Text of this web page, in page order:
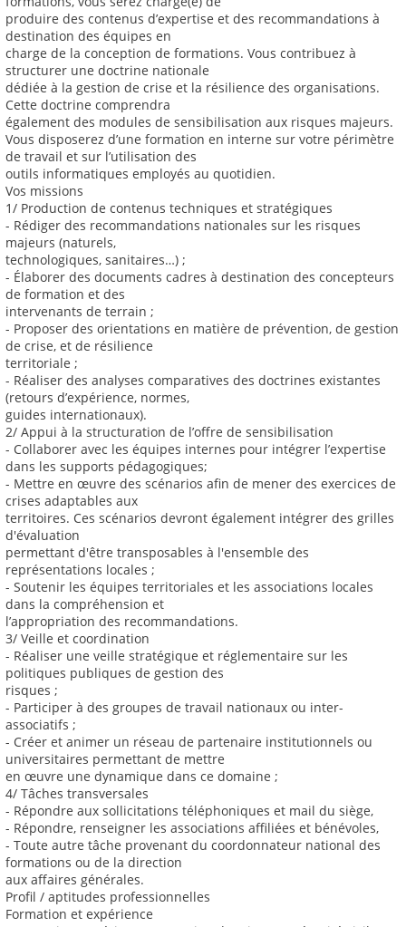
produire des contenus d’expertise et des recommandations à
destination des équipes en
charge de la conception de formations. Vous contribuez à
structurer une doctrine nationale
dédiée à la gestion de crise et la résilience des organisations.
Cette doctrine comprendra
également des modules de sensibilisation aux risques majeurs.
Vous disposerez d’une formation en interne sur votre périmètre
de travail et sur l’utilisation des
outils informatiques employés au quotidien.
Vos missions
1/ Production de contenus techniques et stratégiques
- Rédiger des recommandations nationales sur les risques
majeurs (naturels,
technologiques, sanitaires…) ;
- Élaborer des documents cadres à destination des concepteurs
de formation et des
intervenants de terrain ;
- Proposer des orientations en matière de prévention, de gestion
de crise, et de résilience
territoriale ;
- Réaliser des analyses comparatives des doctrines existantes
(retours d’expérience, normes,
guides internationaux).
2/ Appui à la structuration de l’offre de sensibilisation
- Collaborer avec les équipes internes pour intégrer l’expertise
dans les supports pédagogiques;
- Mettre en œuvre des scénarios afin de mener des exercices de
crises adaptables aux
territoires. Ces scénarios devront également intégrer des grilles
d'évaluation
permettant d'être transposables à l'ensemble des
représentations locales ;
- Soutenir les équipes territoriales et les associations locales
dans la compréhension et
l’appropriation des recommandations.
3/ Veille et coordination
- Réaliser une veille stratégique et réglementaire sur les
politiques publiques de gestion des
risques ;
- Participer à des groupes de travail nationaux ou inter-
associatifs ;
- Créer et animer un réseau de partenaire institutionnels ou
universitaires permettant de mettre
en œuvre une dynamique dans ce domaine ;
4/ Tâches transversales
- Répondre aux sollicitations téléphoniques et mail du siège,
- Répondre, renseigner les associations affiliées et bénévoles,
- Toute autre tâche provenant du coordonnateur national des
formations ou de la direction
aux affaires générales.
Profil / aptitudes professionnelles
Formation et expérience